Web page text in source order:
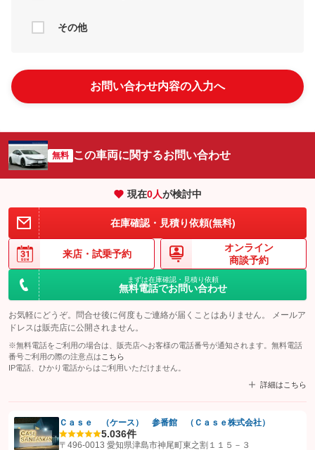
その他
お問い合わせ内容の入力へ
無料 この車両に関するお問い合わせ
現在0人が検討中
在庫確認・見積り依頼(無料)
来店・ 試乗予約
オンライン
商談予約
まずは在庫確認・見積り依頼
無料電話でお問い合わせ
お気軽にどうぞ。問合せ後に何度もご連絡が届くことはありません。 メールア
ドレスは販売店に公開されません。
※無料電話をご利用の場合は、販売店へお客様の電話番号が通知されます。無料電話
番号ご利用の際の注意点は こちら
IP電話、ひかり電話からはご利用いただけません。
詳細はこちら
【STEP1】認証画面でグーネットを友だち追加してから「許可する」ボタンを押
Ｃａｓｅ （ケース） 参番館 （Ｃａｓｅ株式会社）
5.036件
〒496-0013 愛知県津島市神尾町東之割１１５－３